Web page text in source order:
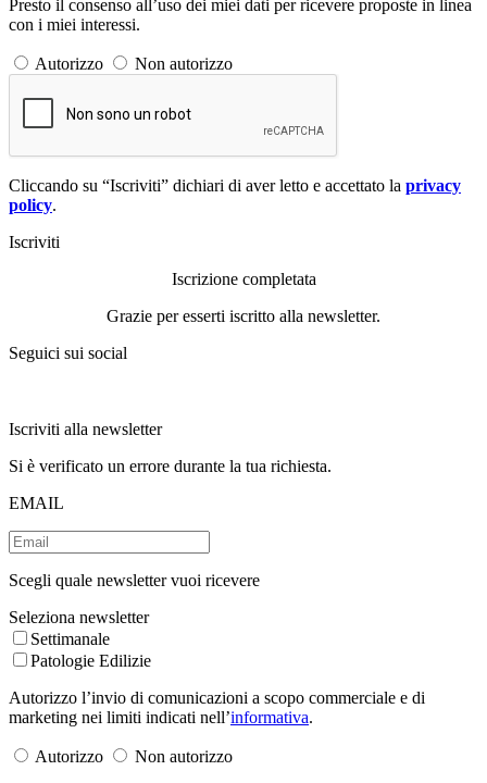
Presto il consenso all’uso dei miei dati per ricevere proposte in linea
con i miei interessi.
Autorizzo Non autorizzo
Cliccando su “Iscriviti” dichiari di aver letto e accettato la privacy
policy.
Iscriviti
Iscrizione completata
Grazie per esserti iscritto alla newsletter.
Seguici sui social
Iscriviti alla newsletter
Si è verificato un errore durante la tua richiesta.
EMAIL
Scegli quale newsletter vuoi ricevere
Seleziona newsletter
Settimanale
Patologie Edilizie
Autorizzo l’invio di comunicazioni a scopo commerciale e di
marketing nei limiti indicati nell’informativa.
Autorizzo
Non autorizzo